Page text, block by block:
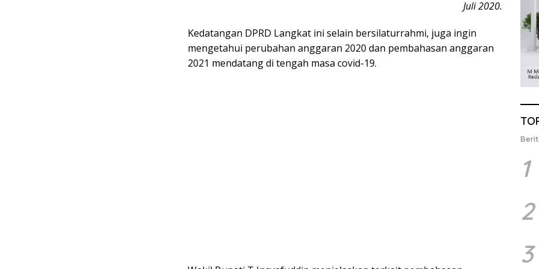
Juli 2020.
Kedatangan DPRD Langkat ini selain bersilaturrahmi, juga ingin
mengetahui perubahan anggaran 2020 dan pembahasan anggaran
2021 mendatang di tengah masa covid-19.
1
2
3